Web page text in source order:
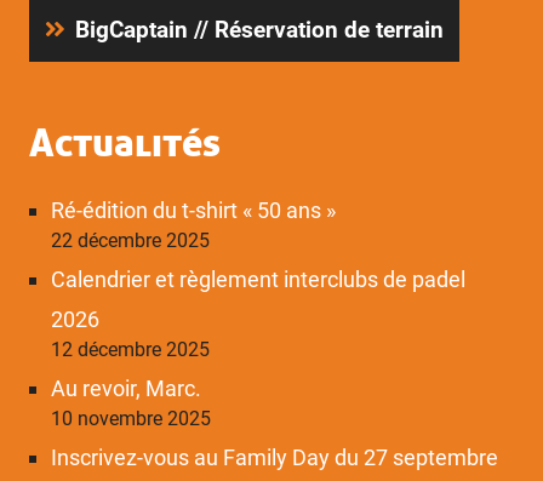
BigCaptain // Réservation de terrain
Actualités
Ré-édition du t-shirt « 50 ans »
22 décembre 2025
Calendrier et règlement interclubs de padel
2026
12 décembre 2025
Au revoir, Marc.
10 novembre 2025
Inscrivez-vous au Family Day du 27 septembre